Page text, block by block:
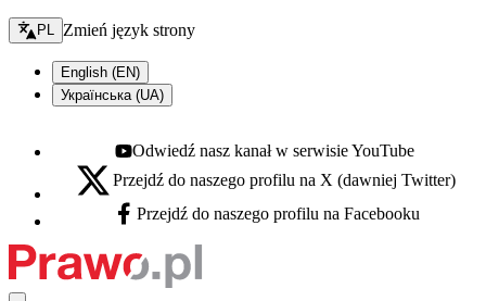
Zmień język - bieżący:
PL Zmień język strony
English (EN)
Українська (UA)
Youtube - otwiera się w nowej karcie
Odwiedź nasz kanał w serwisie YouTube
X - otwiera się w nowej karcie
Przejdź do naszego profilu na X (dawniej Twitter)
Facebook - otwiera się w nowej karcie
Przejdź do naszego profilu na Facebooku